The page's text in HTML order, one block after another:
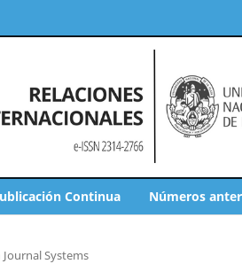
Continua Números
Systems